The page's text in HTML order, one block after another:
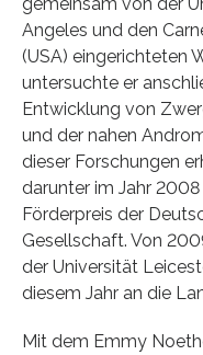
Angeles und den
(USA) eingerichteten
untersuchte er
Entwicklung von
und der nahen
dieser Forschungen
darunter im Jahr
Förderpreis der
Gesellschaft. Von
der Universität
diesem Jahr an die
Mit dem Emmy